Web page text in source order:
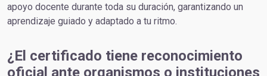
apoyo docente durante toda su duración, garantizando un
aprendizaje guiado y adaptado a tu ritmo.
¿El certificado tiene reconocimiento
oficial ante organismos o instituciones